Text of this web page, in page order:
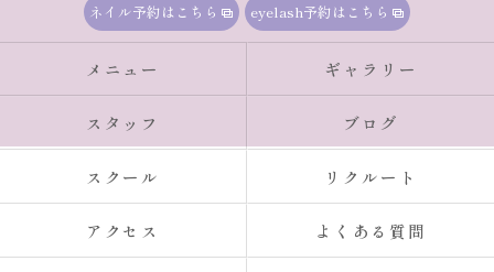
ネイル予約はこちら eyelash予約はこちら
メニュー ギャラリー
スタッフ ブログ
スクール リクルート
アクセス よくある質問